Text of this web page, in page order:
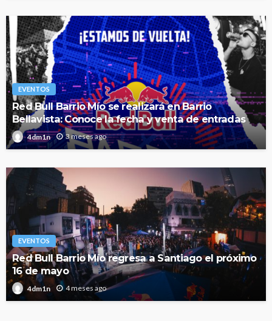
EVENTOS
Red Bull Barrio Mío se realizará en Barrio
Bellavista: Conoce la fecha y venta de entradas
4dm1n 3 meses ago
EVENTOS
Red Bull Barrio Mío regresa a Santiago el próximo
16 de mayo
4dm1n 4 meses ago